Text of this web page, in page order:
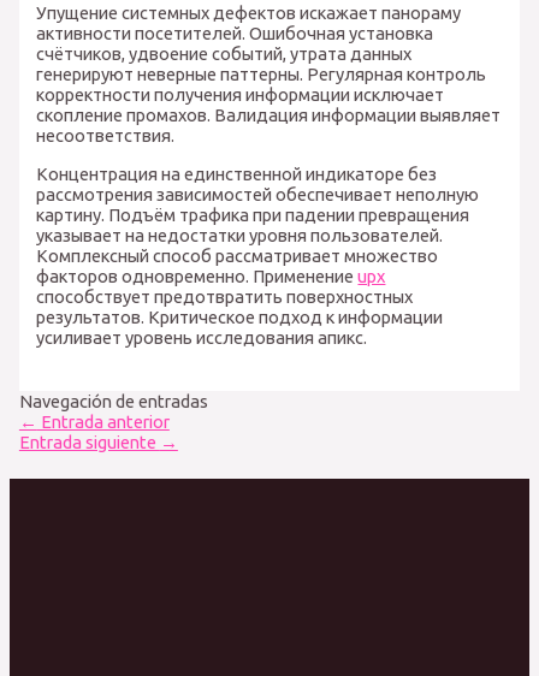
Упущение системных дефектов искажает панораму
активности посетителей. Ошибочная установка
счётчиков, удвоение событий, утрата данных
генерируют неверные паттерны. Регулярная контроль
корректности получения информации исключает
скопление промахов. Валидация информации выявляет
несоответствия.
Концентрация на единственной индикаторе без
рассмотрения зависимостей обеспечивает неполную
картину. Подъём трафика при падении превращения
указывает на недостатки уровня пользователей.
Комплексный способ рассматривает множество
факторов одновременно. Применениеupx
способствует предотвратить поверхностных
результатов. Критическое подход к информации
усиливает уровень исследования апикс.
Navegación de entradas
← Entrada anterior
Entrada siguiente →